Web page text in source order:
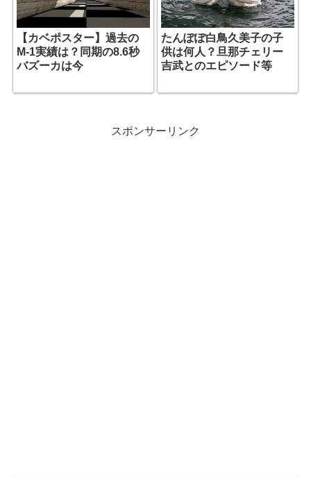
【カベポスター】過去の
M-1実績は？同期の8.6秒
バズーカは今
たんぽぽ白鳥久美子の子
供は何人？旦那チェリー
吉武とのエピソード等
スポンサーリンク